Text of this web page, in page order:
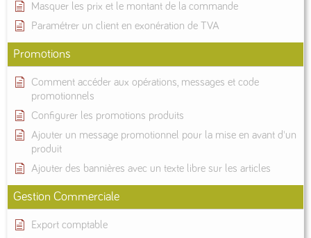
Masquer les prix et le montant de la commande
Paramétrer un client en exonération de TVA
Promotions
Comment accéder aux opérations, messages et code
promotionnels
Configurer les promotions produits
Ajouter un message promotionnel pour la mise en avant d'un
produit
Ajouter des bannières avec un texte libre sur les articles
Gestion Commerciale
Export comptable